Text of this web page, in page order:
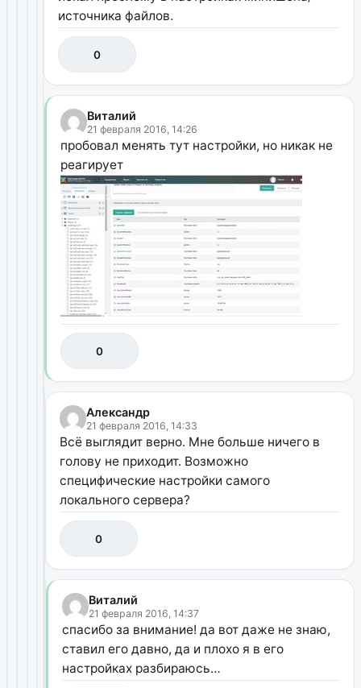
источника файлов.
0
Виталий
21 февраля 2016, 14:26
пробовал менять тут настройки, но никак не
реагирует
0
Александр
21 февраля 2016, 14:33
Всё выглядит верно. Мне больше ничего в
голову не приходит. Возможно
специфические настройки самого
локального сервера?
0
Виталий
21 февраля 2016, 14:37
спасибо за внимание! да вот даже не знаю,
ставил его давно, да и плохо я в его
настройках разбираюсь…